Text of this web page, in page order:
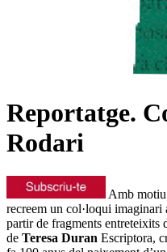
Reportatge.
Rodari
Amb motiu
recreem un col·loqui
partir de fragments entreteixits
de Teresa Duran Escriptora,